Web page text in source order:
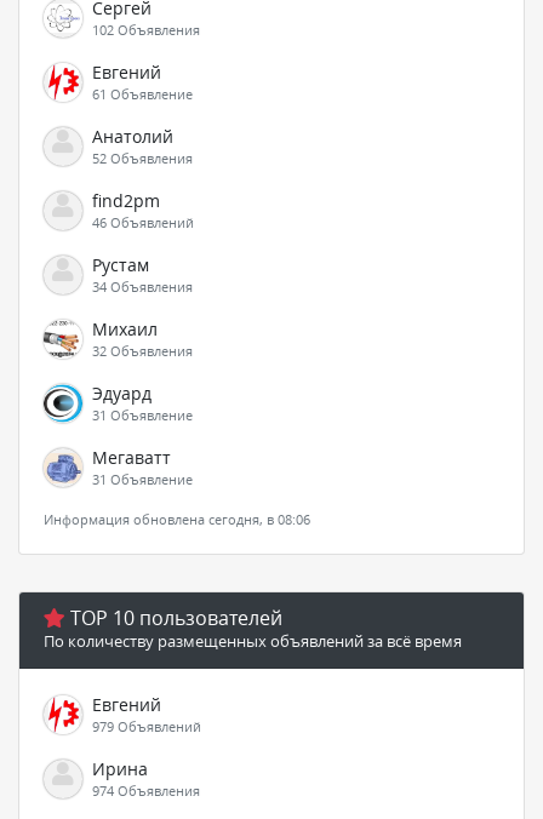
Сергей
102 Объявления
Евгений
61 Объявление
Анатолий
52 Объявления
find2pm
46 Объявлений
Рустам
34 Объявления
Михаил
32 Объявления
Эдуард
31 Объявление
Мегаватт
31 Объявление
Информация обновлена сегодня, в 08:06
TOP 10 пользователей
По количеству размещенных объявлений за всё время
Евгений
979 Объявлений
Ирина
974 Объявления